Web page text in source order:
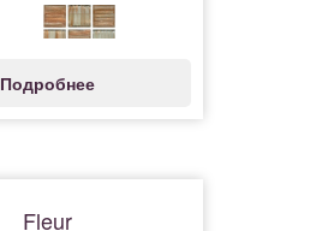
Подробнее
Fleur